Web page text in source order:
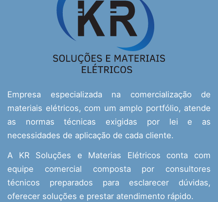
Empresa especializada na comercialização de
materiais elétricos, com um amplo portfólio, atende
as normas técnicas exigidas por lei e as
necessidades de aplicação de cada cliente.
A KR Soluções e Materias Elétricos conta com
equipe comercial composta por consultores
técnicos preparados para esclarecer dúvidas,
oferecer soluções e prestar atendimento rápido.